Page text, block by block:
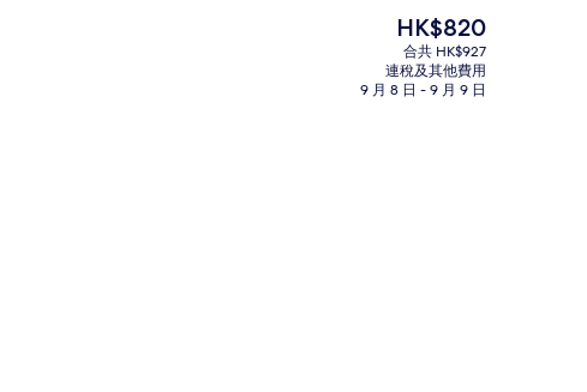
供應晚餐及歡樂時光優惠
現
價
HK$820
HK$820
合共 HK$927
連稅及其他費用
9 月 8 日 - 9 月 9 日